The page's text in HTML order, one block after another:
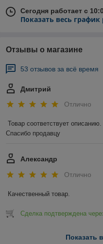
Сегодня работает с
Показать весь график
Отзывы о магазине
53 отзывов за всё время
Дмитрий
Отлично
Товар соответствует
Спасибо продавцу
Александр
Отлично
Качественный товар.
Сделка подтверждена
Показать